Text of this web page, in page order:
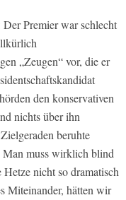
Premier war schlecht
„Zeugen“ vor, die er
den konservativen
nichts über ihn
beruhte
Man muss wirklich blind
nicht so dramatisch
Miteinander, hätten wir